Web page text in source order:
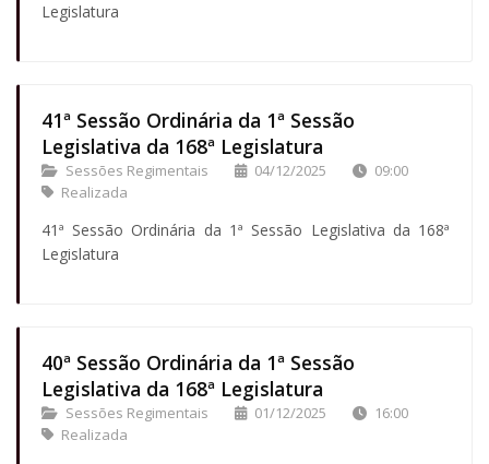
Legislatura
41ª Sessão Ordinária da 1ª Sessão
Legislativa da 168ª Legislatura
Sessões Regimentais 04/12/2025
09:00
Realizada
41ª Sessão Ordinária da 1ª Sessão Legislativa da 168ª
Legislatura
40ª Sessão Ordinária da 1ª Sessão
Legislativa da 168ª Legislatura
Sessões Regimentais 01/12/2025
16:00
Realizada